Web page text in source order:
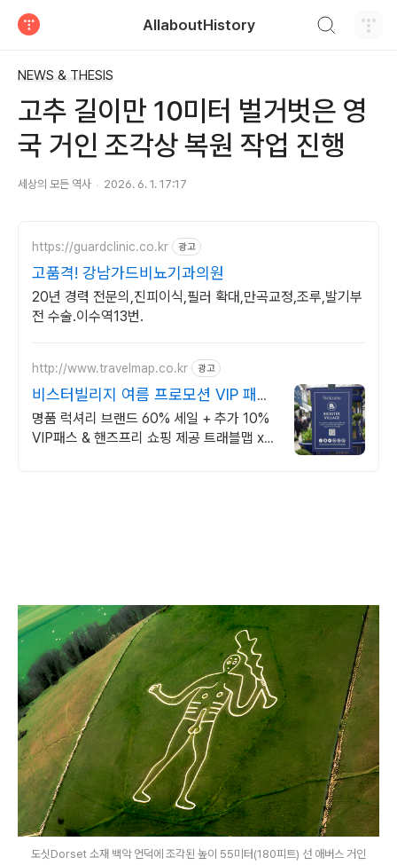
AllaboutHistory
NEWS & THESIS
고추 길이만 10미터 벌거벗은 영
국 거인 조각상 복원 작업 진행
세상의 모든 역사 2026. 6. 1. 17:17
https://guardclinic.co.kr 광고
고품격! 강남가드비뇨기과의원
20년 경력 전문의,진피이식,필러 확대,만곡교정,조루,발기부
전 수술.이수역13번.
http://www.travelmap.co.kr 광고
비스터빌리지 여름 프로모션 VIP 패스
10% 할인쿠폰
명품 럭셔리 브랜드 60% 세일 + 추가 10%
VIP패스 & 핸즈프리 쇼핑 제공 트래블맵 x
도싯Dorset 소재 백악 언덕에 조각된 높이 55미터(180피트) 선 애버스 거인